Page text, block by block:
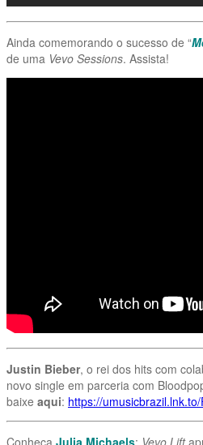
Ainda comemorando o sucesso de “
de uma Vevo Sessions. Assista!
Justin Bieber, o rei dos hits com
novo single em parceria com
baixe aqui: https://
Conheça Julia Michaels: Vevo Lift